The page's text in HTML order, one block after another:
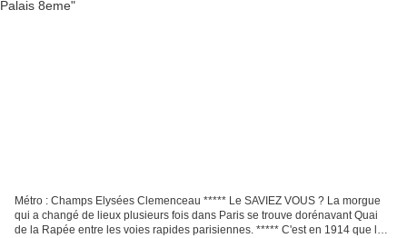
Métro : Champs Elysées Clemenceau ***** Le SAVIEZ VOUS ? La morgue
qui a changé de lieux plusieurs fois dans Paris se trouve dorénavant Quai
de la Rapée entre les voies rapides parisiennes. ***** C'est en 1914 que la